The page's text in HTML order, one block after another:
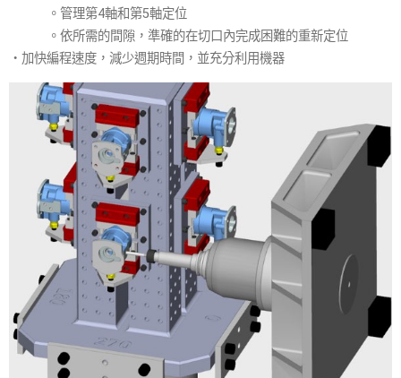
。管理第4軸和第5軸定位
。依所需的間隙，準確的在切口內完成困難的重新定位
・加快編程速度，減少週期時間，並充分利用機器